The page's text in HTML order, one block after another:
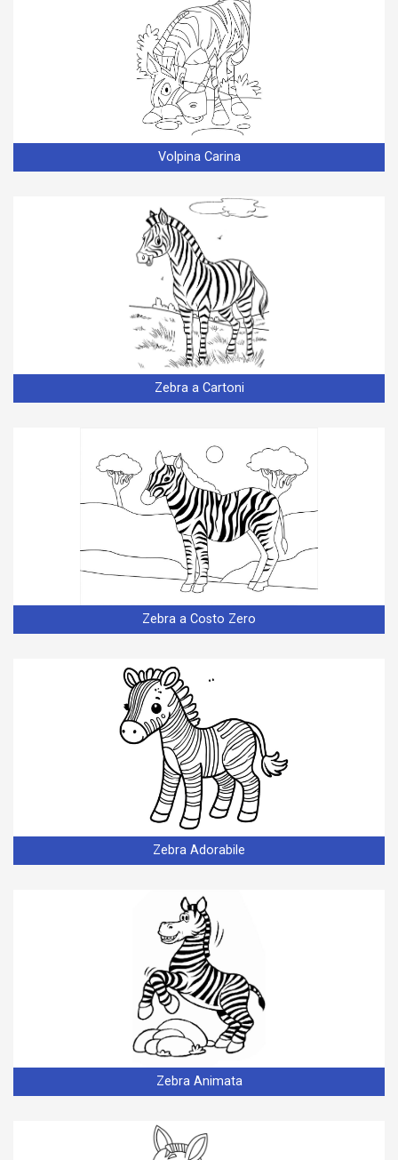
Volpina Carina
Zebra a Cartoni
Zebra a Costo Zero
Zebra Adorabile
Zebra Animata